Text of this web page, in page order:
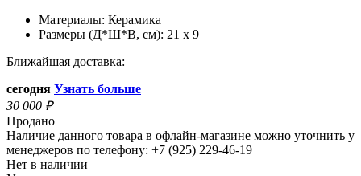
Материалы: Керамика
Размеры (Д*Ш*В, см): 21 x 9
Ближайшая доставка:
сегодня Узнать больше
30 000 ₽
Продано
Наличие данного товара в офлайн-магазине можно уточнить у
менеджеров по телефону: +7 (925) 229-46-19
Нет в наличии